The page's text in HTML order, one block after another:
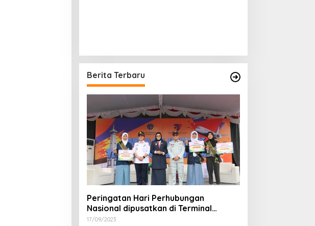
Berita Terbaru
Peringatan Hari Perhubungan
Nasional dipusatkan di Terminal
Wates Kulon Progo
17/09/2023